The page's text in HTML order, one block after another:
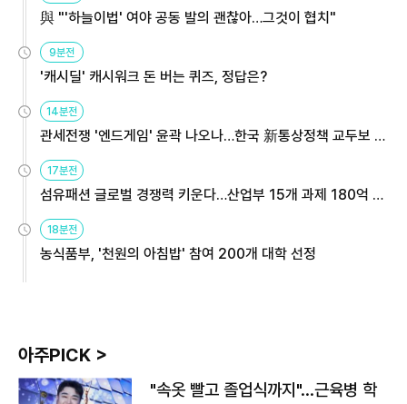
與 "'하늘이법' 여야 공동 발의 괜찮아…그것이 협치"
9분전
'캐시딜' 캐시워크 돈 버는 퀴즈, 정답은?
14분전
관세전쟁 '엔드게임' 윤곽 나오나…한국 新통상정책 교두보 활
용해야
17분전
섬유패션 글로벌 경쟁력 키운다…산업부 15개 과제 180억 지
원
18분전
농식품부, '천원의 아침밥' 참여 200개 대학 선정
아주PICK >
"속옷 빨고 졸업식까지"…근육병 학